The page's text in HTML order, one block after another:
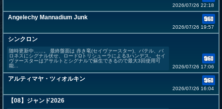
2026/07/26 22:18
Angelechy Mannadium Junk
2026/07/26 19:57
シンクロン
随時更新中……。 最終盤面は 赤き竜(セイヴァースター)、パテル、バ
ロネスにシグナル伏せ、ロードΩトリシューラによる3ハンデス。 セイ
ヴァースターはアサルトとシグナルで蘇生できるので最大3回使用可
能...
2026/07/26 17:06
アルティマヤ・ツィオルキン
2026/07/26 16:04
【08】ジャンド2026